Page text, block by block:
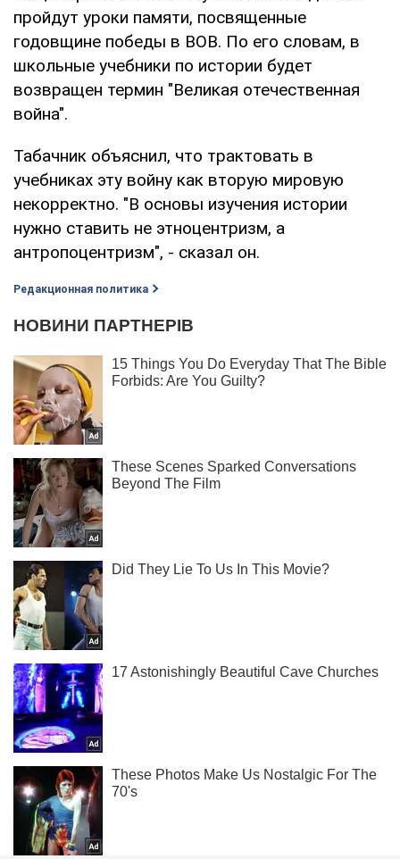
пройдут уроки памяти, посвященные
годовщине победы в ВОВ. По его словам, в
школьные учебники по истории будет
возвращен термин "Великая отечественная
война".
Табачник объяснил, что трактовать в
учебниках эту войну как вторую мировую
некорректно. "В основы изучения истории
нужно ставить не этноцентризм, а
антропоцентризм", - сказал он.
Редакционная политика